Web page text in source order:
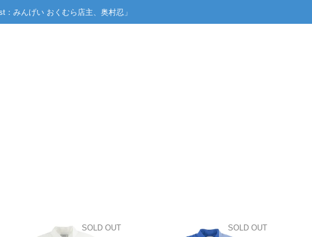
みんげい おくむら店主、奥村忍」
SOLD OUT SOLD OUT